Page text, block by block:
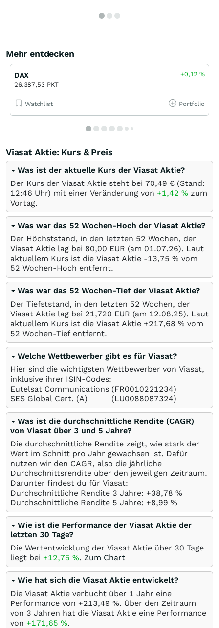
Mehr entdecken
DAX
26.387,53 PKT
+0,12%
Watchlist Portfolio
Viasat Aktie: Kurs & Preis
Was ist der aktuelle Kurs der Viasat Aktie?
Der Kurs der Viasat Aktie steht bei 70,49 € (Stand:
12:46 Uhr) mit einer Veränderung von +1,42 % zum
Vortag.
Was war das 52 Wochen-Hoch der Viasat Aktie?
Der Höchststand, in den letzten 52 Wochen, der
Viasat Aktie lag bei 80,00 EUR (am 01.07.26). Laut
aktuellem Kurs ist die Viasat Aktie -13,75 % vom
52 Wochen-Hoch entfernt.
Was war das 52 Wochen-Tief der Viasat Aktie?
Der Tiefststand, in den letzten 52 Wochen, der
Viasat Aktie lag bei 21,720 EUR (am 12.08.25). Laut
aktuellem Kurs ist die Viasat Aktie +217,68 % vom
52 Wochen-Tief entfernt.
Welche Wettbewerber gibt es für Viasat?
Hier sind die wichtigsten Wettbewerber von Viasat,
inklusive ihrer ISIN-Codes:
Eutelsat Communications (FR0010221234)
SES Global Cert. (A)
(LU0088087324)
Was ist die durchschnittliche Rendite (CAGR)
von Viasat über 3 und 5 Jahre?
Die durchschnittliche Rendite zeigt, wie stark der
Wert im Schnitt pro Jahr gewachsen ist. Dafür
nutzen wir den CAGR, also die jährliche
Durchschnittsrendite über den jeweiligen Zeitraum.
Darunter findest du für Viasat:
Durchschnittliche Rendite 3 Jahre: +38,78 %
Durchschnittliche Rendite 5 Jahre: +8,99 %
Wie ist die Performance der Viasat Aktie der
letzten 30 Tage?
Die Wertentwicklung der Viasat Aktie über 30 Tage
liegt bei +12,75 %. Zum Chart
Wie hat sich die Viasat Aktie entwickelt?
Die Viasat Aktie verbucht über 1 Jahr eine
Performance von +213,49 %. Über den Zeitraum
von 3 Jahren hat die Viasat Aktie eine Performance
von +171,65 %.